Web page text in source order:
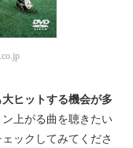
ヒットする機会が多
上がる曲を聴きたい
ックしてみてくださ